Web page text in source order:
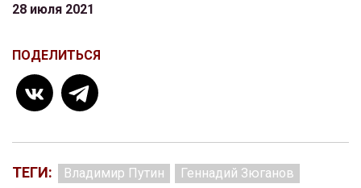
28 июля 2021
ПОДЕЛИТЬСЯ
ТЕГИ: Владимир Путин
Геннадий Зюганов